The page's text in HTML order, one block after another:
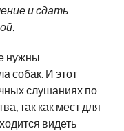
и сдать
нужны
собак. И этот
слушаниях по
так как мест для
видеть